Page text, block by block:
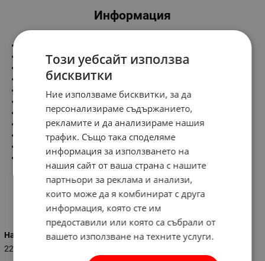
Информация
Височина - 190 мм
Ширина - 189 мм
Дължина - 54 мм
Характеристики:
Обороти - 2650 об/м
Дебит - 150 м3/ч
Консумирана мощност - 18 W
Тегло - 0,620 кг
Характеристики
Напрежение (V)
220 - 230
Този уебсайт използва
бисквитки
Ние използваме бисквитки, за да
персонализираме съдържанието,
рекламите и да анализираме нашия
трафик. Също така споделяме
информация за използването на
нашия сайт от ваша страна с нашите
партньори за реклама и анализи,
които може да я комбинират с друга
информация, която сте им
предоставили или която са събрали от
вашето използване на техните услуги.